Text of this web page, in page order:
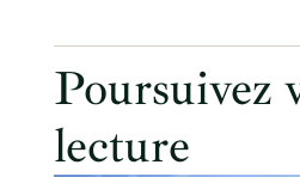
Poursuivez
lecture